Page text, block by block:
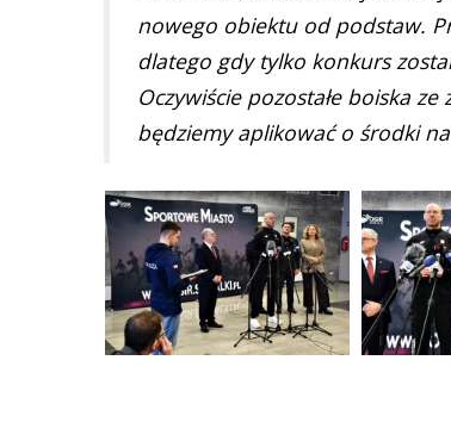
nowego obiektu od podstaw.
dlatego gdy tylko konkurs
Oczywiście pozostałe boiska
będziemy aplikować o środki